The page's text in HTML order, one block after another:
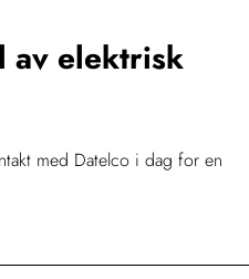
av elektrisk
med Datelco i dag for en